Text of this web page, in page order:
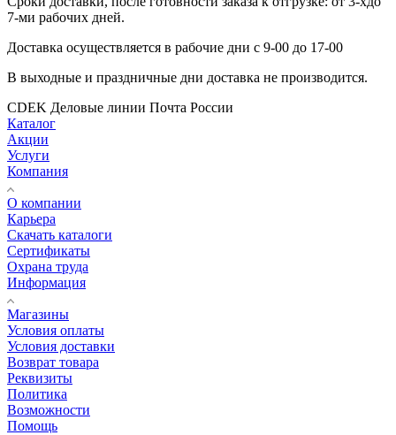
7-ми рабочих дней.
Доставка осуществляется в рабочие дни с 9-00 до 17-00
В выходные и праздничные дни доставка не производится.
CDEK Деловые линии Почта России
Каталог
Акции
Услуги
Компания
О компании
Карьера
Cкачать каталоги
Сертификаты
Охрана труда
Информация
Магазины
Условия оплаты
Условия доставки
Возврат товара
Реквизиты
Политика
Возможности
Помощь